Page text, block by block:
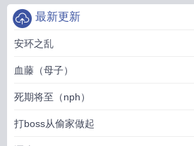
最新更新
安环之乱
血藤（母子）
死期将至（nph）
打boss从偷家做起